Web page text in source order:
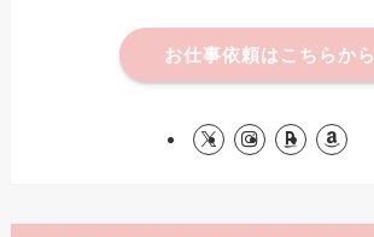
お仕事依頼はこちらから